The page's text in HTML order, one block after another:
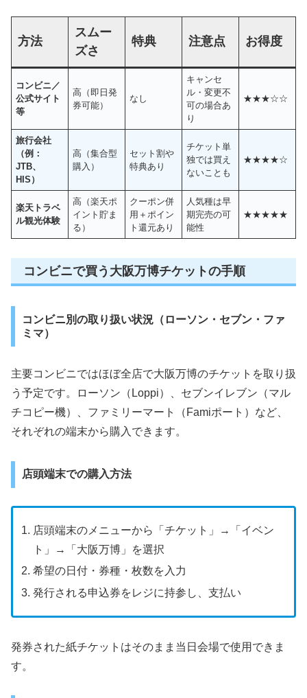
方法
スムー
ズさ
特典 注意点 お得度
コンビニ／
公式サイト
等
高（即日発
券可能）
なし
キャンセ
ル・変更不
可の場合あ
り
★★★☆☆
旅行会社
（例：
JTB、
HIS）
高（集合型
購入）
セット割や
特典あり
チケット単
独では買え
ないことも
★★★★☆
楽天トラベ
ル観光体験
高（楽天ポ
イント貯ま
る）
クーポン併
用＋ポイン
ト還元あり
人気種は早
期完売の可
能性
★★★★★
コンビニで買う大阪万博チケットの手順
コンビニ別の取り扱い状況（ローソン・セブン・ファ
ミマ）
主要コンビニではほぼ全店で大阪万博のチケットを取り扱
う予定です。ローソン（Loppi）、セブンイレブン（マル
チコピー機）、ファミリーマート（Famiポート）など、
それぞれの端末から購入できます。
店頭端末での購入方法
店頭端末のメニューから「チケット」→「イベン
ト」→「大阪万博」を選択
希望の日付・券種・枚数を入力
発行される申込券をレジに持参し、支払い
発券された紙チケットはそのまま当日会場で使用できま
す。